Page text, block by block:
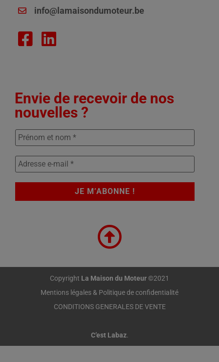
info@lamaisondumoteur.be
Envie de recevoir de nos
nouvelles ?
Copyright La Maison du Moteur©2021
Mentions légales & Politique de confidentialité
CONDITIONS GENERALES DE VENTE
C’est Labaz.